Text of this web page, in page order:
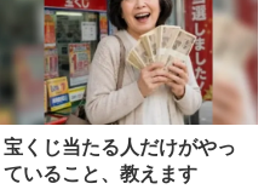
宝くじ当たる人だけがやっ
ていること、教えます